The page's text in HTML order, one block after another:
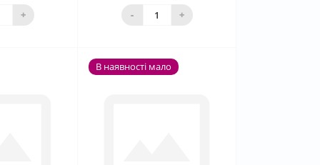
+ - +
Нема в наявності
В наявності мало